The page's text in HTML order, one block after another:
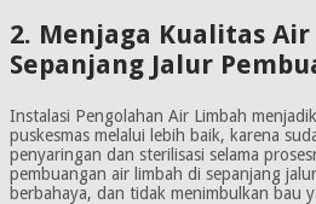
2. Menjaga Kualitas
Sepanjang Jalur
Instalasi Pengolahan Air Limbah
puskesmas melalui lebih baik, karena
penyaringan dan sterilisasi selama
pembuangan air limbah di sepanjang
berbahaya, dan tidak menimbulkan bau